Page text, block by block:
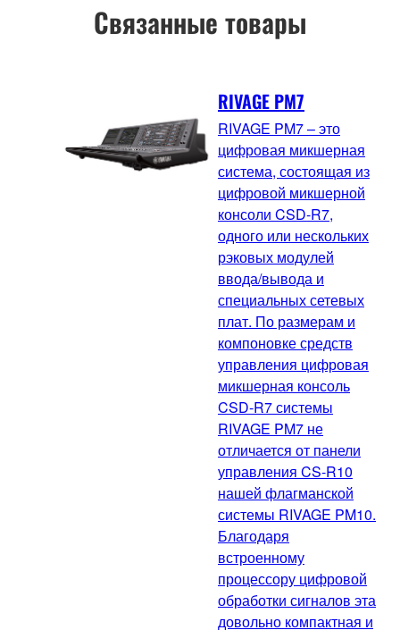
Связанные товары
RIVAGE PM7
RIVAGE PM7 – это
цифровая микшерная
система, состоящая из
цифровой микшерной
консоли CSD-R7,
одного или нескольких
рэковых модулей
ввода/вывода и
специальных сетевых
плат. По размерам и
компоновке средств
управления цифровая
микшерная консоль
CSD-R7 системы
RIVAGE PM7 не
отличается от панели
управления CS-R10
нашей флагманской
системы RIVAGE PM10.
Благодаря
встроенному
процессору цифровой
обработки сигналов эта
довольно компактная и